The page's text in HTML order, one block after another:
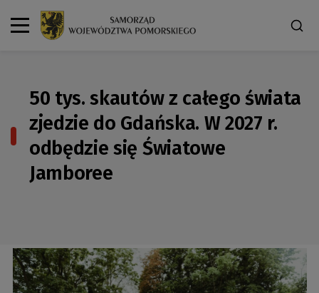
50 tys. skautów z całego świata
zjedzie do Gdańska. W 2027 r.
odbędzie się Światowe
Jamboree